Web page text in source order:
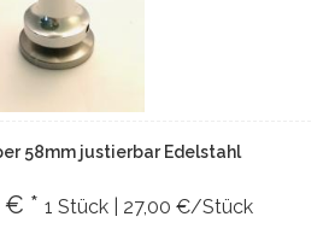
58mm justierbar Edelstahl
€ * 1 Stück | 27,00 €/Stück